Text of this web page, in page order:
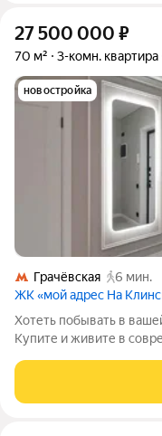
27 500 000 ₽
70 м² 3-комн. квартира
новостройка
Грачёвская
6 мин.
ЖК «мой адрес На
Хотеть побывать в
Купите и живите в
сможете сегодня,
м2 с учетом лоджии